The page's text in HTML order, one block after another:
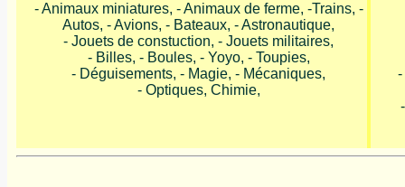
- Animaux miniatures, - Animaux de ferme, -Trains, -
Autos, - Avions, - Bateaux, - Astronautique,
- Jouets de constuction, - Jouets militaires,
- Billes, - Boules, - Yoyo, - Toupies,
- Déguisements, - Magie, - Mécaniques,
- Optiques, Chimie,
-